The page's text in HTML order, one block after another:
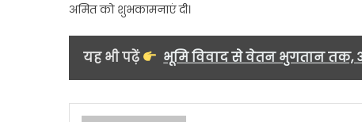
अमित को शुभकामनाएं दी।
यह भी पढ़ें भूमि विवाद से वेतन भुगतान